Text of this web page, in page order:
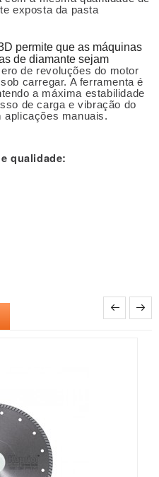
exposta da pasta
permite que as máquinas
de diamante sejam
de revoluções do motor
carregar. A ferramenta é
a máxima estabilidade
de carga e vibração do
aplicações manuais.
qualidade: